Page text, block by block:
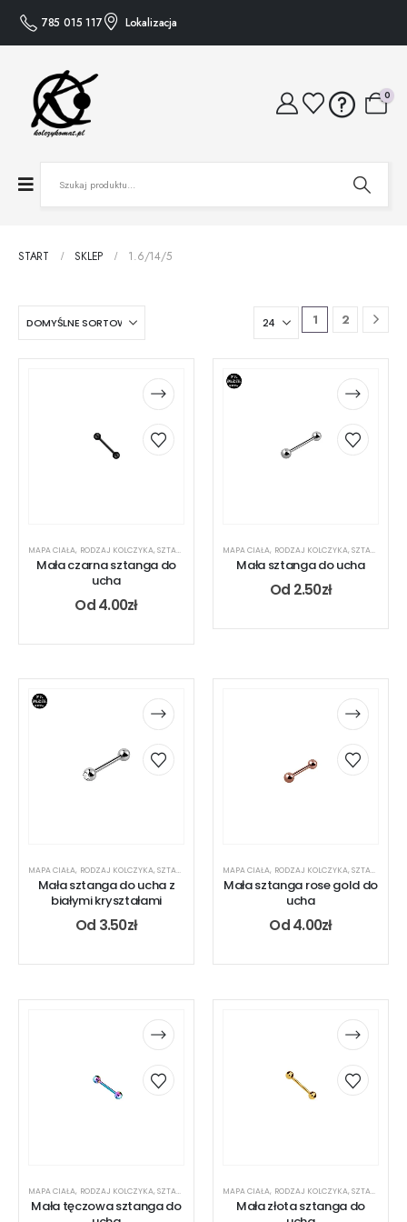
785 015 117 Lokalizacja
0
START SKLEP 1.6/14/5
1 2
MAPA CIAŁA, RODZAJ KOLCZYKA,SZTANGA
Mała czarna sztanga do
ucha
Od4.00zł
MAPA CIAŁA, RODZAJ KOLCZYKA,SZTANGA
Mała sztanga do ucha
Od 2.50zł
MAPA CIAŁA, RODZAJ KOLCZYKA,SZTANGA
Mała sztanga do ucha z
białymi kryształami
Od 3.50zł
MAPA CIAŁA, RODZAJ KOLCZYKA,SZTANGA
Mała sztanga rose gold do
ucha
Od4.00zł
MAPA CIAŁA, RODZAJ KOLCZYKA,SZTANGA
Mała tęczowa sztanga do
MAPA CIAŁA, RODZAJ KOLCZYKA,SZTANGA
Mała złota sztanga do